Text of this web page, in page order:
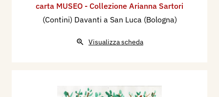
carta MUSEO - Collezione Arianna Sartori
(Contini) Davanti a San Luca (Bologna)
Visualizza scheda